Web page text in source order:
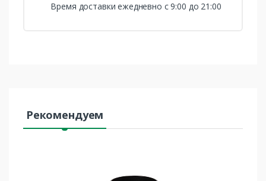
Время доставки ежедневно с 9:00 до 21:00
Рекомендуем